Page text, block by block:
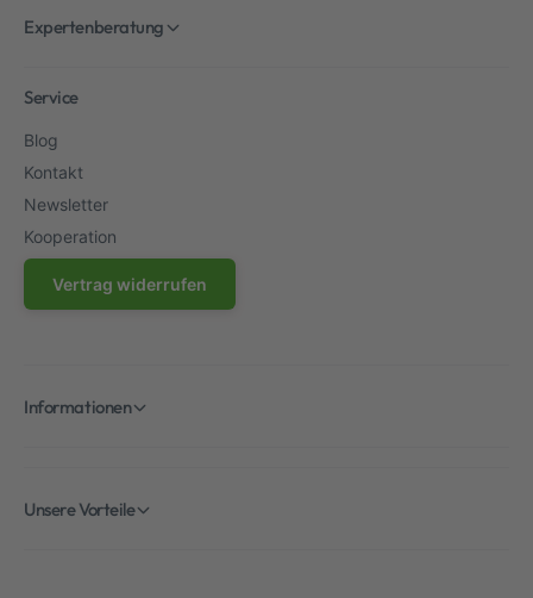
Expertenberatung
Service
Blog
Kontakt
Newsletter
Kooperation
Vertrag widerrufen
Informationen
Unsere Vorteile